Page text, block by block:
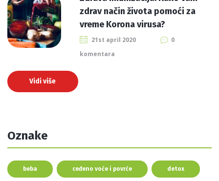
zdrav način života pomoći za
vreme Korona virusa?
21st april 2020
0
komentara
Vidi više
Oznake
beba ceđeno voće i povrće detox